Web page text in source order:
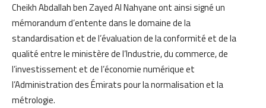
Cheikh Abdallah ben Zayed Al Nahyane ont ainsi signé un
mémorandum d’entente dans le domaine de la
standardisation et de l’évaluation de la conformité et de la
qualité entre le ministère de l’Industrie, du commerce, de
l’investissement et de l’économie numérique et
l’Administration des Émirats pour la normalisation et la
métrologie.